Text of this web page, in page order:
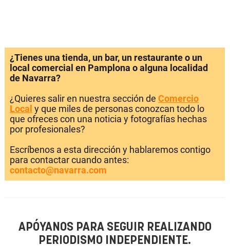
¿Tienes una tienda, un bar, un restaurante o un
local comercial en Pamplona o alguna localidad
de Navarra?
¿Quieres salir en nuestra sección de Comercio
Local y que miles de personas conozcan todo lo
que ofreces con una noticia y fotografías hechas
por profesionales?
Escríbenos a esta dirección y hablaremos contigo
para contactar cuando antes:
contacto@navarra.com
APÓYANOS PARA SEGUIR REALIZANDO
PERIODISMO INDEPENDIENTE.